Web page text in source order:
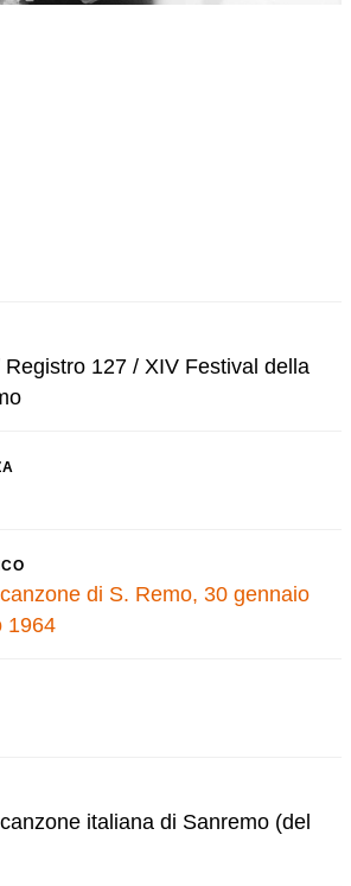
127 / XIV Festival della
di S. Remo, 30 gennaio
1964
italiana di Sanremo (del